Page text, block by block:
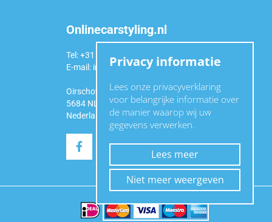
Onlinecarstyling.nl
Tel: +31 (0)6 54 98 49 99
E-mail: info@onlinecarstyling.nl
Oirschotseweg 92a
5684 NL Best
Nederland
Privacy informatie
Lees onze privacyverklaring
voor belangrijke informatie over
de manier waarop wij uw
gegevens verwerken.
Lees meer
Niet meer weergeven